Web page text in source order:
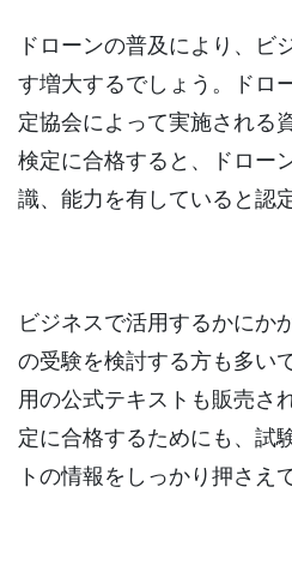
ドローンの普及により、ビ
す増大するでしょう。ドロ
定協会によって実施される
検定に合格すると、ドロー
識、能力を有していると認
ビジネスで活用するかにか
の受験を検討する方も多い
用の公式テキストも販売さ
定に合格するためにも、試
トの情報をしっかり押さえ